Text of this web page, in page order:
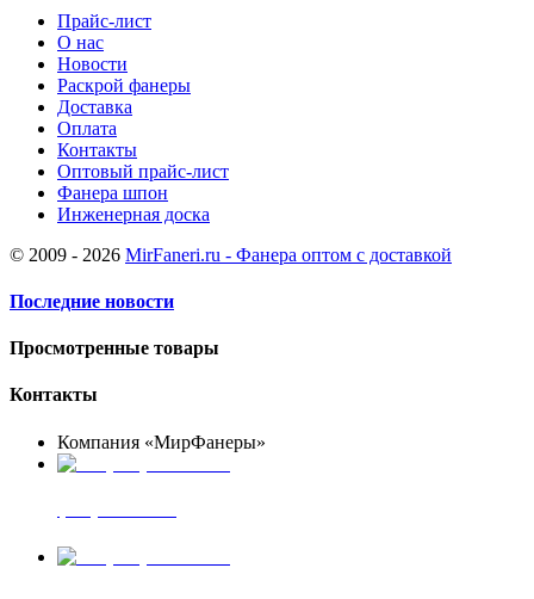
Прайс-лист
О нас
Новости
Раскрой фанеры
Доставка
Оплата
Контакты
Оптовый прайс-лист
Фанера шпон
Инженерная доска
© 2009 - 2026 MirFaneri.ru - Фанера оптом с доставкой
Последние новости
Просмотренные товары
Контакты
Компания «МирФанеры»